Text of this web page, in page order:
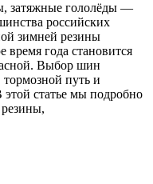
затяжные гололёды —
российских
зимней резины
время года становится
Выбор шин
путь и
этой статье мы подробно